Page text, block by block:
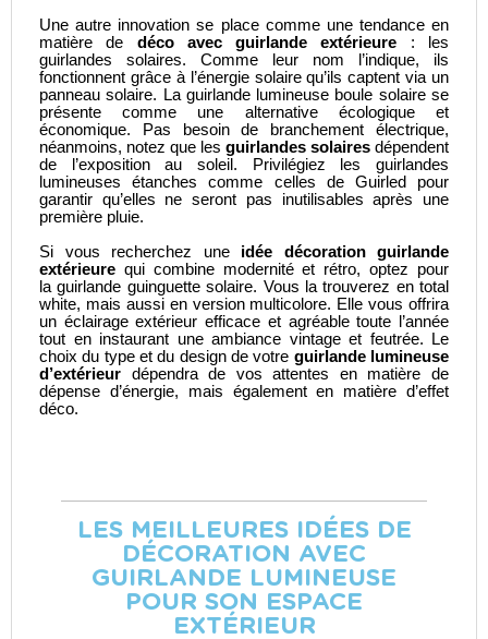
Une autre innovation se place comme une tendance en
matière de déco avec guirlande extérieure : les
guirlandes solaires. Comme leur nom l’indique, ils
fonctionnent grâce à l’énergie solaire qu’ils captent via un
panneau solaire. La guirlande lumineuse boule solairese
présente comme une alternative écologique et
économique. Pas besoin de branchement électrique,
néanmoins, notez que les guirlandes solaires dépendent
de l’exposition au soleil. Privilégiez les guirlandes
lumineuses étanches comme celles de Guirled pour
garantir qu’elles ne seront pas inutilisables après une
première pluie.
Si vous recherchez une idée décoration guirlande
extérieure qui combine modernité et rétro, optez pour
laguirlande guinguette solaire. Vous la trouverez en total
white, mais aussi en version multicolore. Elle vous offrira
un éclairage extérieur efficace et agréable toute l’année
tout en instaurant une ambiance vintage et feutrée. Le
choix du type et du design de votre guirlande lumineuse
d’extérieur dépendra de vos attentes en matière de
dépense d’énergie, mais également en matière d’effet
déco.
LES MEILLEURES IDÉES DE
DÉCORATION AVEC
GUIRLANDE LUMINEUSE
POUR SON ESPACE
EXTÉRIEUR